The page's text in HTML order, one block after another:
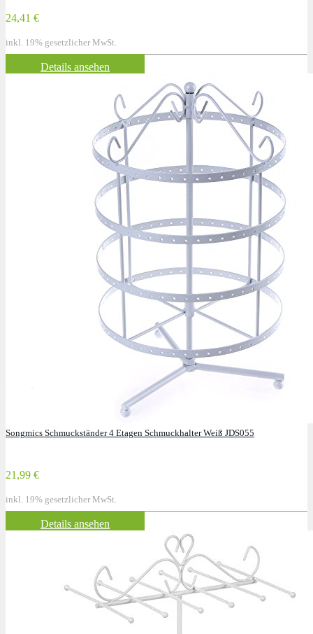
24,41 €
inkl. 19% gesetzlicher MwSt.
Details ansehen
Songmics Schmuckständer 4 Etagen Schmuckhalter Weiß JDS055
21,99 €
inkl. 19% gesetzlicher MwSt.
Details ansehen